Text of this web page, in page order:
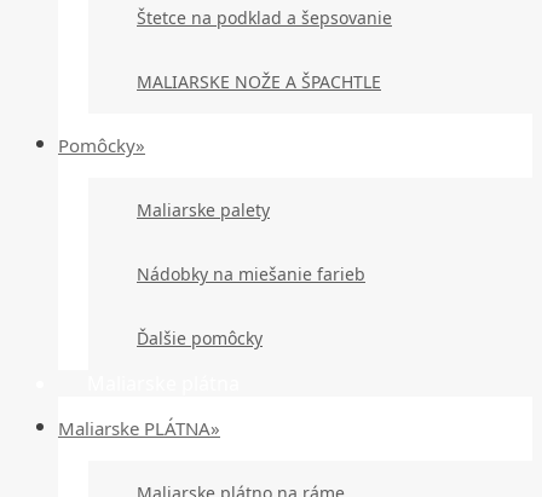
Štetce na podklad a šepsovanie
MALIARSKE NOŽE A ŠPACHTLE
Pomôcky»
Maliarske palety
Nádobky na miešanie farieb
Ďalšie pomôcky
Maliarske PLÁTNA»
Maliarske plátno na ráme